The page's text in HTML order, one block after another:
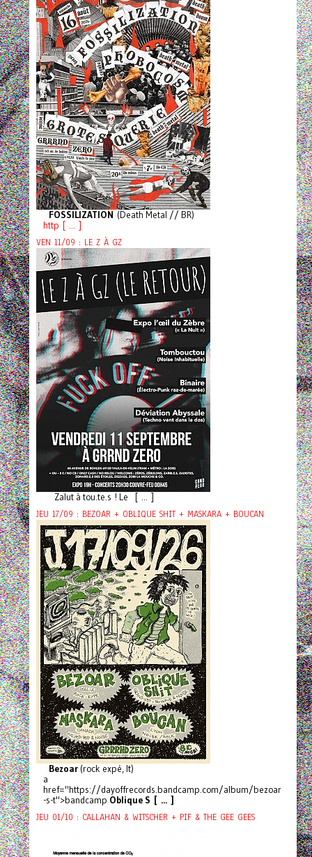
FOSSILIZATION (Death Metal // BR)
http [ ... ]
VEN 11/09 : LE Z À GZ
Zalut à tou.te.s ! Le [ ... ]
JEU 17/09 : BEZOAR + OBLIQUE SHIT + MASKARA + BOUCAN
Bezoar(rock expé, It)
a
href="https://dayoffrecords.bandcamp.com/album/bezoar
-s-t">bandcamp Oblique S [ ... ]
JEU 01/10 : CALLAHAN & WITSCHER + PIF & THE GEE GEES